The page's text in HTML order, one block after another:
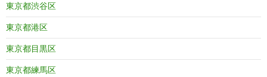
東京都渋谷区
東京都港区
東京都目黒区
東京都練馬区